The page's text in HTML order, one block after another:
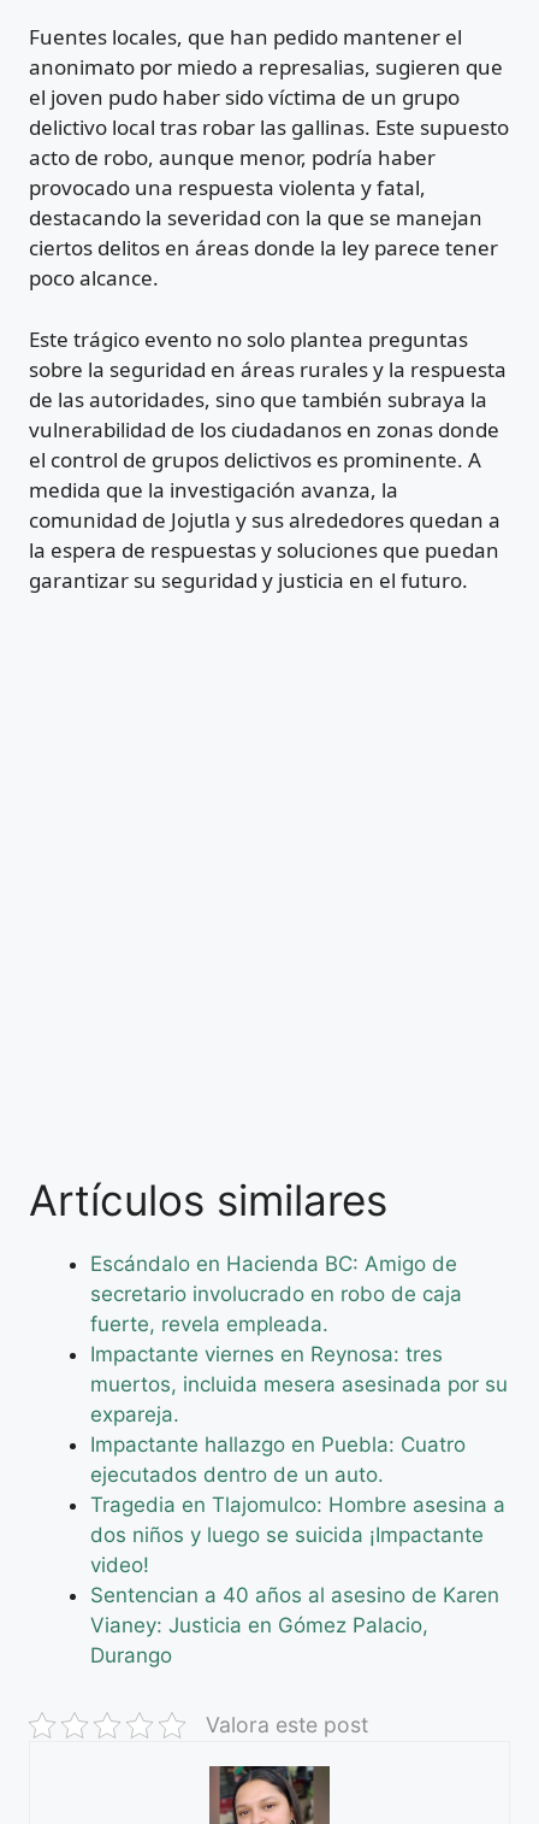
Fuentes locales, que han pedido mantener el
anonimato por miedo a represalias, sugieren que
el joven pudo haber sido víctima de un grupo
delictivo local tras robar las gallinas. Este supuesto
acto de robo, aunque menor, podría haber
provocado una respuesta violenta y fatal,
destacando la severidad con la que se manejan
ciertos delitos en áreas donde la ley parece tener
poco alcance.
Este trágico evento no solo plantea preguntas
sobre la seguridad en áreas rurales y la respuesta
de las autoridades, sino que también subraya la
vulnerabilidad de los ciudadanos en zonas donde
el control de grupos delictivos es prominente. A
medida que la investigación avanza, la
comunidad de Jojutla y sus alrededores quedan a
la espera de respuestas y soluciones que puedan
garantizar su seguridad y justicia en el futuro.
Artículos similares
Escándalo en Hacienda BC: Amigo de
secretario involucrado en robo de caja
fuerte, revela empleada.
Impactante viernes en Reynosa: tres
muertos, incluida mesera asesinada por su
expareja.
Impactante hallazgo en Puebla: Cuatro
ejecutados dentro de un auto.
Tragedia en Tlajomulco: Hombre asesina a
dos niños y luego se suicida ¡Impactante
video!
Sentencian a 40 años al asesino de Karen
Vianey: Justicia en Gómez Palacio,
Durango
Valora este post